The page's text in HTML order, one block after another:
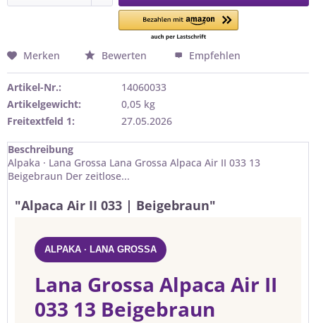
Merken Bewerten Empfehlen
Artikel-Nr.:
14060033
Artikelgewicht:
0,05 kg
Freitextfeld 1:
27.05.2026
Beschreibung
Alpaka · Lana Grossa Lana Grossa Alpaca Air II 033 13
Beigebraun Der zeitlose...
"Alpaca Air II 033 | Beigebraun"
ALPAKA · LANA GROSSA
Lana Grossa Alpaca Air II
033 13 Beigebraun